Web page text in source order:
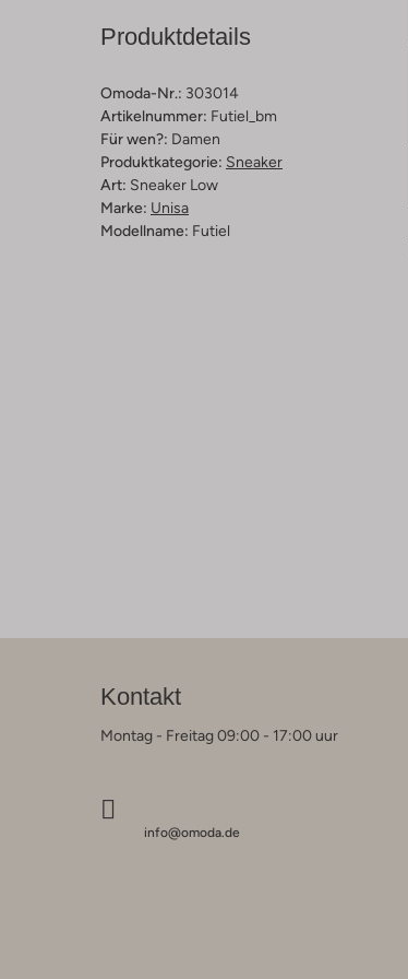
Produktdetails
Omoda-Nr.: 303014
Artikelnummer: Futiel_bm
Für wen?: Damen
Produktkategorie: Sneaker
Art: Sneaker Low
Marke: Unisa
Modellname: Futiel
Kontakt
Montag - Freitag 09:00 - 17:00 uur
info@omoda.de